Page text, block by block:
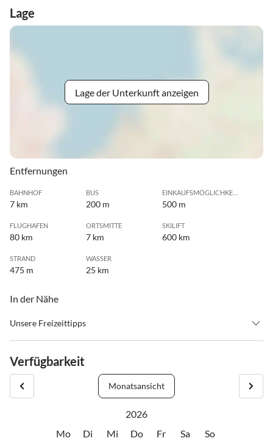
Lage
Lage der Unterkunft anzeigen
Entfernungen
BAHNHOF
7 km
BUS
200 m
EINKAUFSMÖGLICHKEIT
500 m
FLUGHAFEN
80 km
ORTSMITTE
7 km
SKILIFT
600 km
STRAND
475 m
WASSER
25 km
In der Nähe
Unsere Freizeittipps
Verfügbarkeit
Monatsansicht
2026
Mo
Di Mi Do Fr Sa So